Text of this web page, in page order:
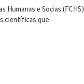
Humanas e Socias
científicas que